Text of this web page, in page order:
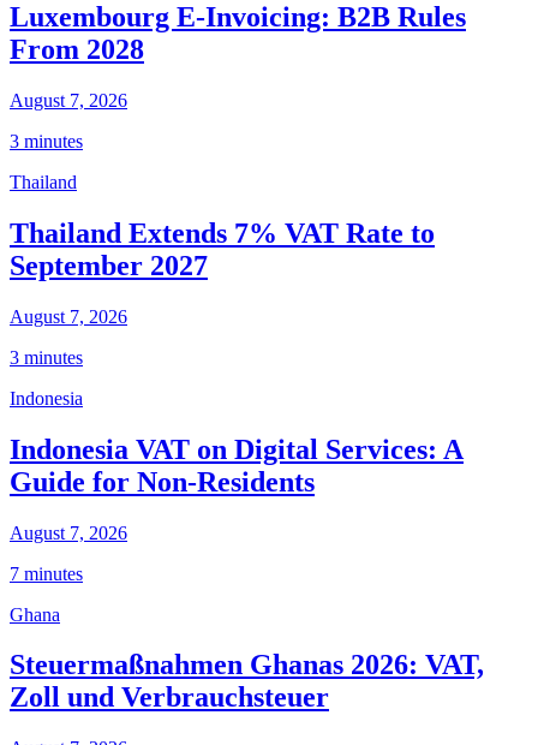
Luxembourg E-Invoicing: B2B Rules
From 2028
August 7, 2026
3 minutes
Thailand
Thailand Extends 7% VAT Rate to
September 2027
August 7, 2026
3 minutes
Indonesia
Indonesia VAT on Digital Services: A
Guide for Non-Residents
August 7, 2026
7 minutes
Ghana
Steuermaßnahmen Ghanas 2026: VAT,
Zoll und Verbrauchsteuer